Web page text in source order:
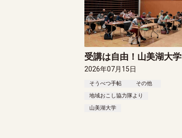
受講は自由！山美湖大学
2026年07月15日
そうべつ手帖
その他
地域おこし協力隊より
山美湖大学